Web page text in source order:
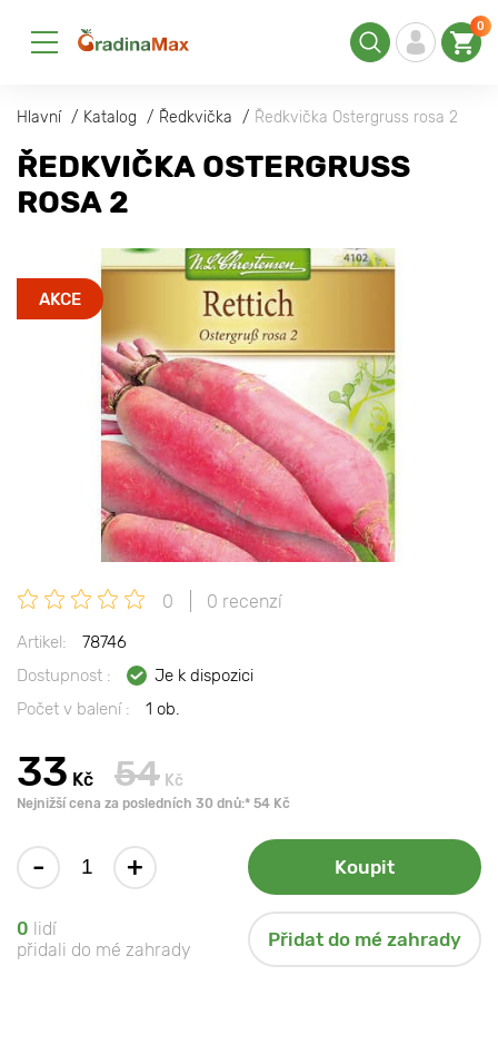
0
Hlavní Katalog Ředkvička Ředkvička Ostergruss rosa 2
ŘEDKVIČKA OSTERGRUSS
ROSA 2
AKCE
0 0 recenzí
Artikel:
78746
Dostupnost :
Je k dispozici
Počet v balení :
1 ob.
33 Kč 54 Kč
Nejnižší cena za posledních 30 dnů:* 54 Kč
- + Koupit
0 lidí
přidali do mé zahrady
Přidat do mé zahrady